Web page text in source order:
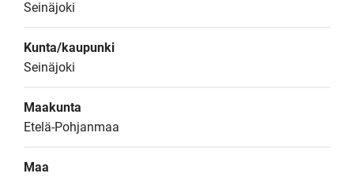
Seinäjoki
Kunta/kaupunki
Seinäjoki
Maakunta
Etelä-Pohjanmaa
Maa